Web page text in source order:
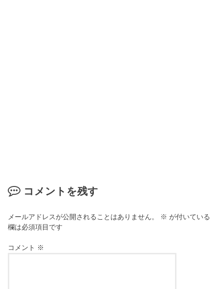
コメントを残す
メールアドレスが公開されることはありません。 ※ が付いている
欄は必須項目です
コメント ※